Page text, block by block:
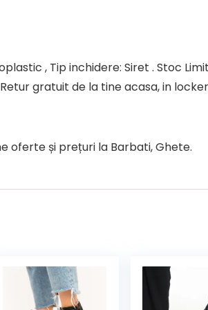
, Tip inchidere: Siret . Stoc
gratuit de la tine acasa, in
oferte și prețuri la Barbati, Ghete.